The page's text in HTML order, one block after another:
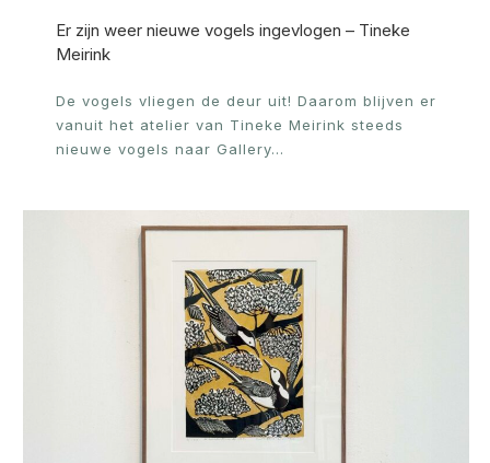
Er zijn weer nieuwe vogels ingevlogen – Tineke
Meirink
De vogels vliegen de deur uit! Daarom blijven er
vanuit het atelier van Tineke Meirink steeds
nieuwe vogels naar Gallery…